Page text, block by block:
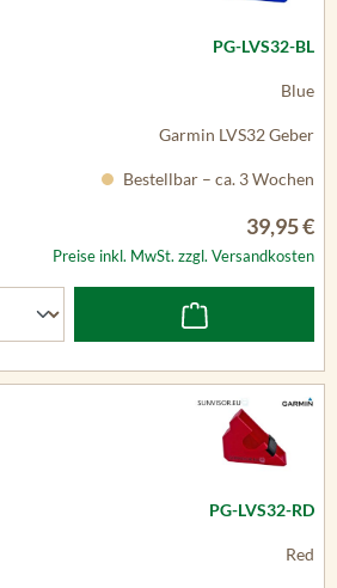
PG-LVS32-BL
Blue
Garmin LVS32 Geber
Bestellbar – ca. 3 Wochen
39,95 €
Preise inkl. MwSt. zzgl. Versandkosten
PG-LVS32-RD
Red